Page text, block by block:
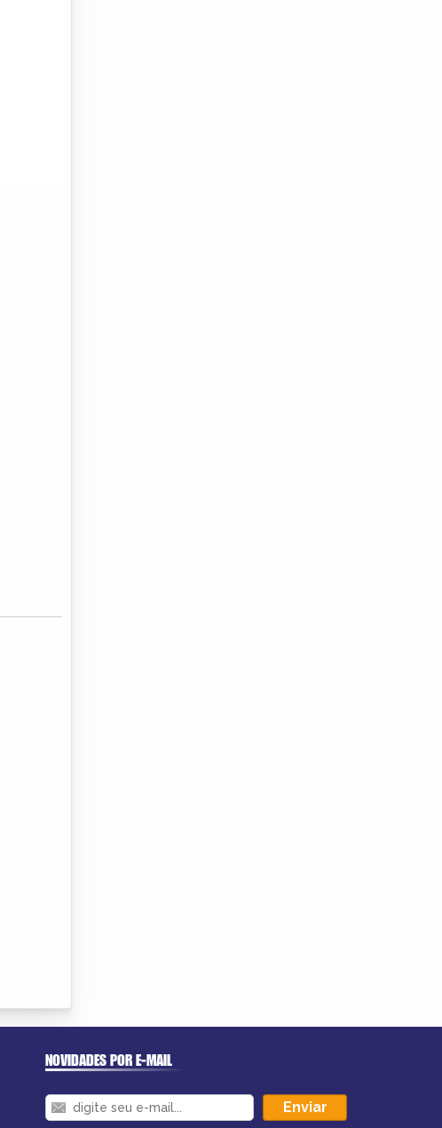
NOVIDADES POR E-MAIL